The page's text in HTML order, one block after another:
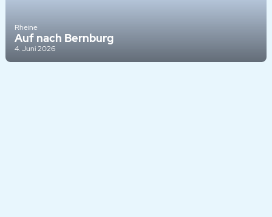
Rheine
Auf nach Bernburg
4. Juni 2026